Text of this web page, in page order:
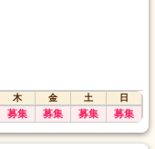
木 金 土
日
募集 募集 募集 募集